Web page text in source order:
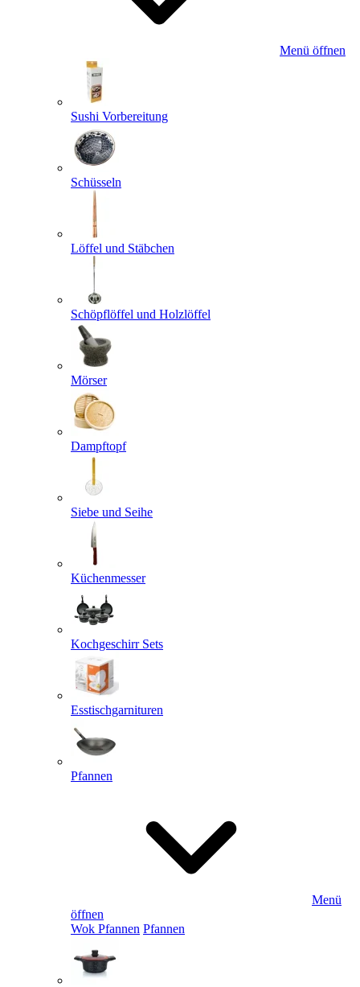
Menü öffnen
Sushi Vorbereitung
Schüsseln
Löffel und Stäbchen
Schöpflöffel und Holzlöffel
Mörser
Dampftopf
Siebe und Seihe
Küchenmesser
Kochgeschirr Sets
Esstischgarnituren
Pfannen
Menü
öffnen
Wok Pfannen Pfannen